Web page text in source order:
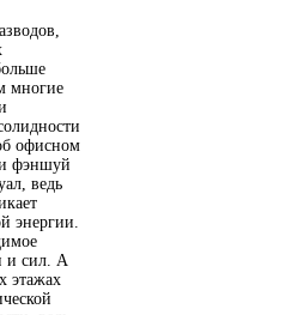
многие
офисном
фэншуй
ведь
энергии.
и сил. А
этажах